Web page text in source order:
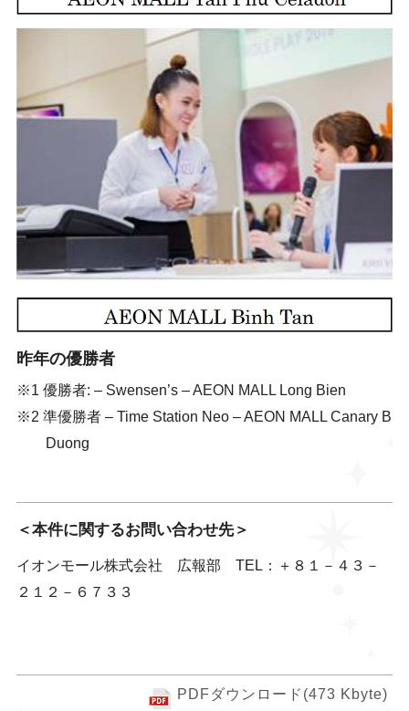
昨年の優勝者
優勝者: – Swensen’s – AEON MALL Long Bien
準優勝者 – Time Station Neo – AEON MALL Canary
Duong
＜本件に関するお問い合わせ先＞
イオンモール株式会社 広報部 TEL：＋８１－４３－
２１２－６７３３
PDFダウンロード(473 Kbyte)